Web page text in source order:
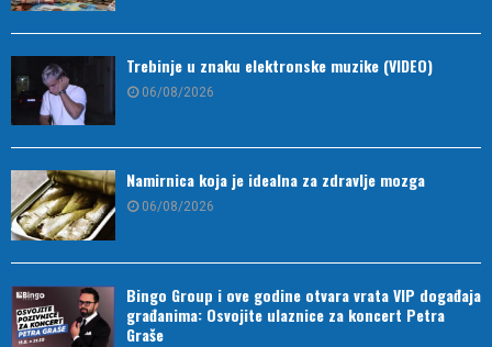
Trebinje u znaku elektronske muzike (VIDEO)
06/08/2026
Namirnica koja je idealna za zdravlje mozga
06/08/2026
Bingo Group i ove godine otvara vrata VIP događaja
građanima: Osvojite ulaznice za koncert Petra
Graše